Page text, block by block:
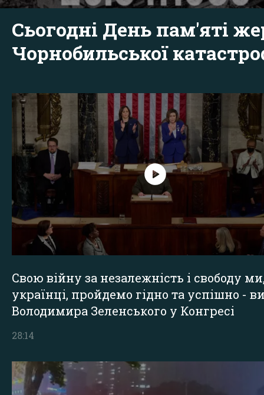
Сьогодні День пам'яті
Чорнобильської
Свою війну за незалежність і свободу
українці, пройдемо гідно та успішно -
Володимира Зеленського у Конгресі
28:14